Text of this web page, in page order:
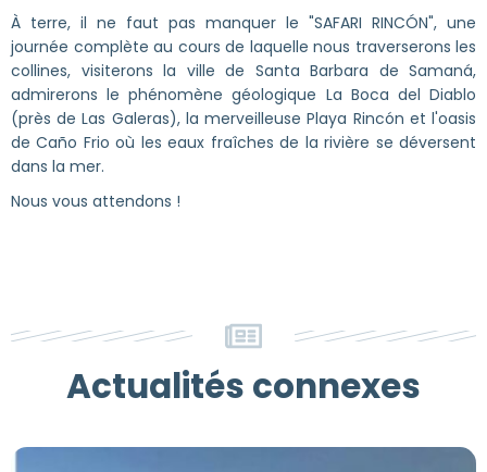
À terre, il ne faut pas manquer le "SAFARI RINCÓN", une
journée complète au cours de laquelle nous traverserons les
collines, visiterons la ville de Santa Barbara de Samaná,
admirerons le phénomène géologique La Boca del Diablo
(près de Las Galeras), la merveilleuse Playa Rincón et l'oasis
de Caño Frio où les eaux fraîches de la rivière se déversent
dans la mer.
Nous vous attendons !
Actualités connexes